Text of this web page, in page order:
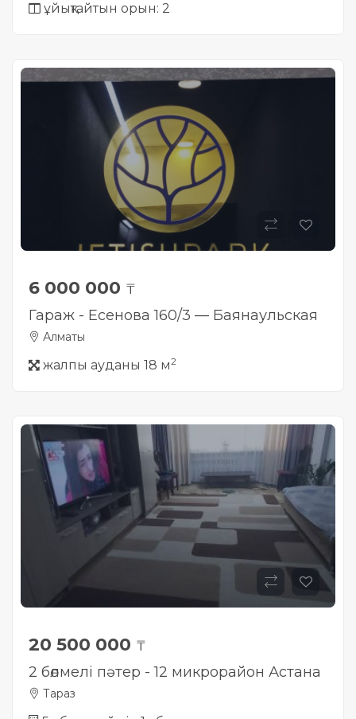
ұйықтайтын орын: 2
6 000 000 ₸
Гараж - Есенова 160/3 — Баянаульская
Алматы
жалпы ауданы 18 м2
20 500 000 ₸
2 бөлмелі пәтер - 12 микрорайон Астана
Тараз